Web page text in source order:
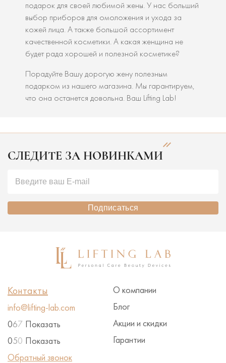
подарок для своей любимой жены. У нас больший
выбор приборов для омоложения и ухода за
кожей лица. А также большой ассортимент
качественной косметики. А какая женщина не
будет рада хорошей и полезной косметике?
Порадуйте Вашу дорогую жену полезным
подарком из нашего магазина. Мы гарантируем,
что она останется довольна. Ваш Lifting Lab!
СЛЕДИТЕ ЗА НОВИНКАМИ
Подписаться
О компании
Блог
Акции и скидки
Гарантии
Контакты
info@lifting-lab.com
067 Показать
050 Показать
Обратный звонок